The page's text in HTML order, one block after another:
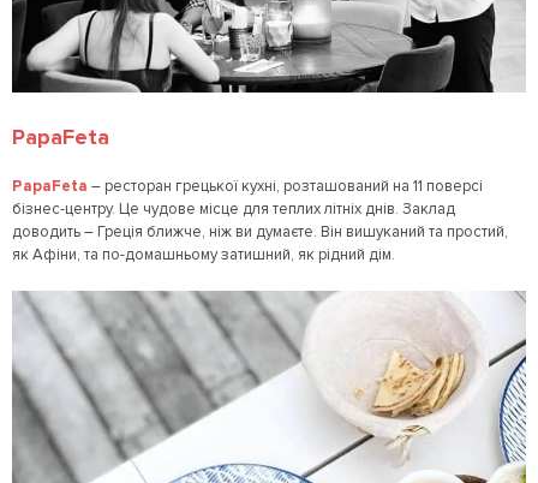
PapaFeta
PapaFeta – ресторан грецької кухні, розташований на 11 поверсі
бізнес-центру. Це чудове місце для теплих літніх днів. Заклад
доводить – Греція ближче, ніж ви думаєте. Він вишуканий та простий,
як Афіни, та по-домашньому затишний, як рідний дім.